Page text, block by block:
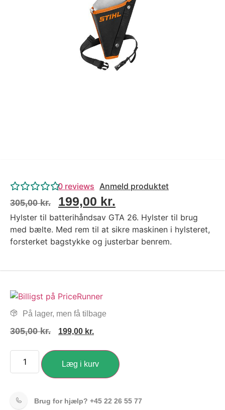
0 reviews Anmeld produktet
305,00kr. 199,00 kr.
Hylster til batterihåndsav GTA 26. Hylster til brug
med bælte. Med rem til at sikre maskinen i hylsteret,
forsterket bagstykke og justerbar benrem.
På lager, men få tilbage
305,00kr. 199,00 kr.
Læg i kurv
Brug for hjælp? +45 22 26 55 77